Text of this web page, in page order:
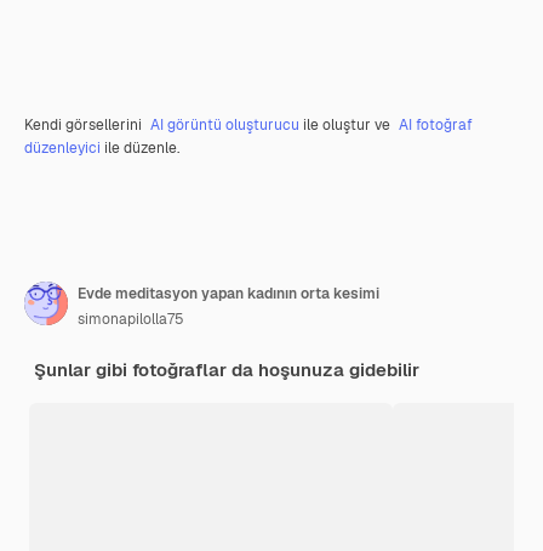
Kendi görsellerini AI görüntü oluşturucu ile oluştur ve AI fotoğraf
düzenleyici ile düzenle.
Evde meditasyon yapan kadının orta kesimi
simonapilolla75
Şunlar gibi fotoğraflar da hoşunuza gidebilir